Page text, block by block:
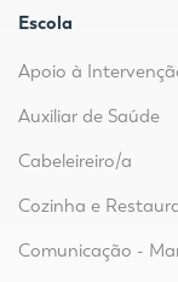
Escola
Apoio à
Auxiliar de Saúde
Cabeleireiro/a
Cozinha e
Comunicação -